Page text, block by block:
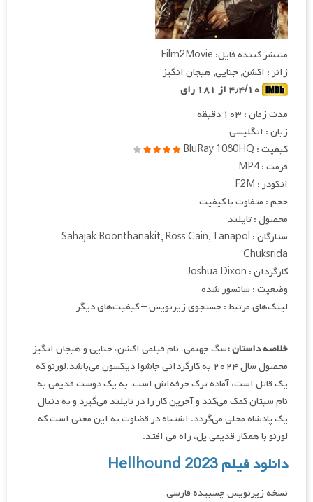
منتشر کننده فایل: Film2Movie
ژانر : اکشن, جنایی, هیجان انگیز
مدت زمان : ۱۰۳ دقیقه
زبان : انگلیسی
کیفیت : BluRay 1080HQ
فرمت : MP4
انکودر : F2M
حجم : متفاوت با کیفیت
محصول : تایلند
ستارگان : Sahajak Boonthanakit, Ross Cain, Tanapol
Chuksrida
کارگردان : Joshua Dixon
وضعیت : سانسور شده
لینک‌های مرتبط : جستجوی زیرنویس – کیفیت‌های دیگر
خلاصه داستان :سگ جهنمی، نام فیلمی اکشن، جنایی و هیجان انگیز
محصول سال ۲۰۲۴ به کارگردانی جاشوا دیکسون می‌باشد.لورنو که
یک قاتل است، آماده ترک حرفه‌اش است، به یک دوست قدیمی به
نام سیتان کمک می‌کند و آخرین کار را در تایلند می‌گیرد و به دنبال
یک پادشاه محلی می‌گردد. اشتباه در قضاوت به این معنی است که
لورنو با همکار قدیمی پل، راه می افتد.
دانلود فیلم Hellhound 2023
نسخه زیرنویس چسبیده فارسی